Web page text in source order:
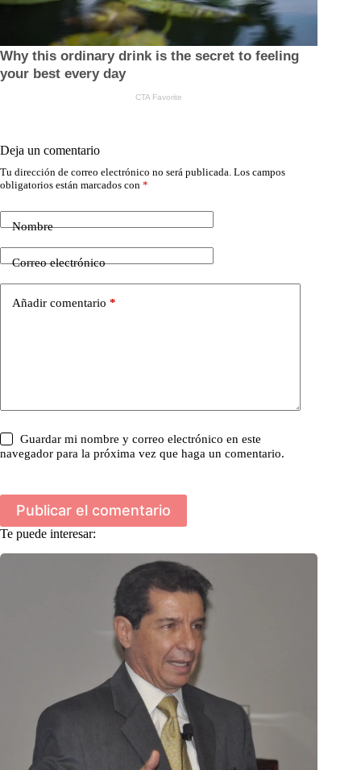
Deja un comentario
Tu dirección de correo electrónico no será publicada. Los campos
obligatorios están marcados con *
Nombre
Correo electrónico
Añadir comentario *
Guardar mi nombre y correo electrónico en este
navegador para la próxima vez que haga un comentario.
Publicar el comentario
Te puede interesar: